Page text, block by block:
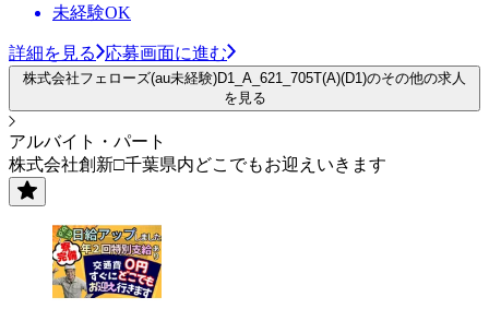
未経験OK
詳細を見る 応募画面に進む
株式会社フェローズ(au未経験)D1_A_621_705T(A)(D1)のその他の求人
を見る
アルバイト・パート
株式会社創新□千葉県内どこでもお迎えいきます